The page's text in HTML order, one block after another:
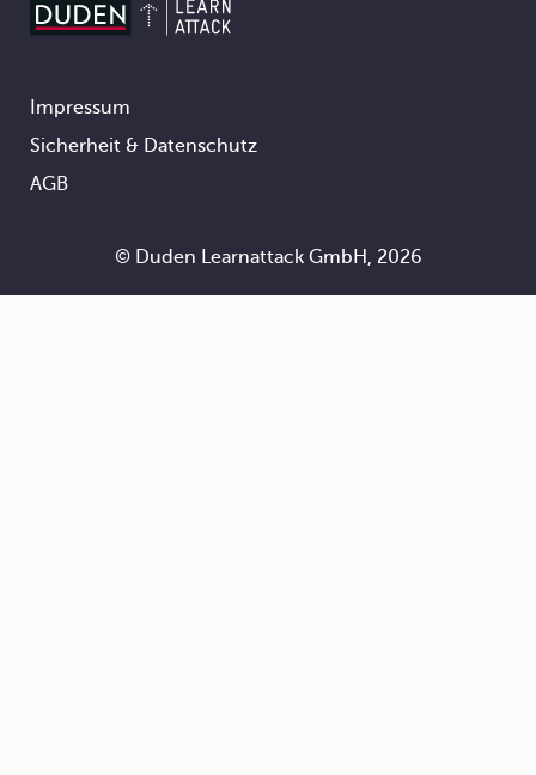
Footer
Impressum
Sicherheit & Datenschutz
AGB
© Duden Learnattack GmbH, 2026